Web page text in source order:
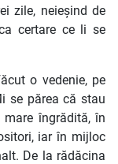
zile, neieșind de
certare ce li se
o vedenie, pe
se părea că stau
îngrădită, în
iar în mijloc
De la rădăcina